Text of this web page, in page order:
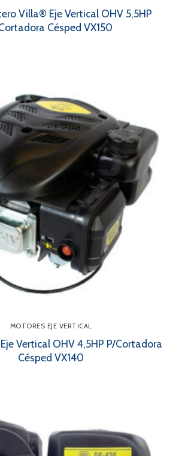
Villa® Eje Vertical OHV 5,5HP
Césped VX150
MOTORES EJE VERTICAL
Vertical OHV 4,5HP P/Cortadora
Césped VX140